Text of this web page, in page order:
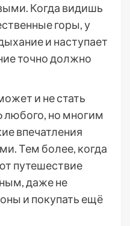
Когда видишь
горы, у
и наступает
точно должно
и не стать
любого, но многим
впечатления
Тем более, когда
путешествие
даже не
и покупать ещё